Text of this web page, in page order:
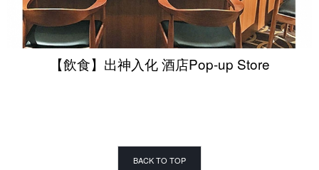
【飲食】出神入化 酒店Pop-up Store
BACK TO TOP